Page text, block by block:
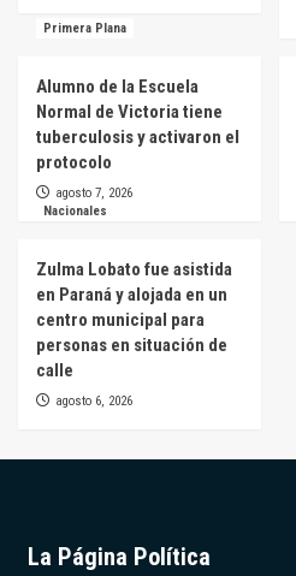
Primera Plana
Alumno de la Escuela
Normal de Victoria tiene
tuberculosis y activaron el
protocolo
agosto 7, 2026
Nacionales
Zulma Lobato fue asistida
en Paraná y alojada en un
centro municipal para
personas en situación de
calle
agosto 6, 2026
La Página Política